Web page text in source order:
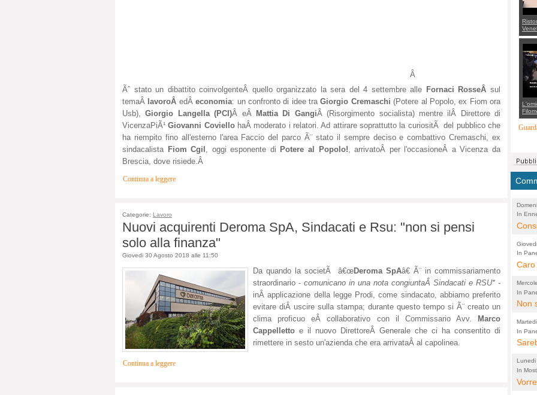
Â
Ãˆ stato un dibattito coinvolgenteÂ quello organizzato la sera del 4 settembre alle Fornaci RosseÂsul
temaÂ lavoroÂ edÂeconomia: un confronto di idee traGiorgio Cremaschi(Potere al Popolo, ex Fiom ora
Usb),Giorgio Langella (PCI)Â eÂ Mattia Di GangiÂ (Risorgimento socialista) mentre ilÂ Direttore di
VicenzaPiÃ¹Giovanni CoviellohaÂ moderato i relatori. Ad attirare soprattutto la curiositÃ del pubblico che
ha riempito fino all'esterno l'area Faccio del parco Ã¨ stato il sempre deciso e combattivo Cremaschi, ex
sindacalista Fiom Cgil , oggi esponente di Potere al Popolo!, arrivatoÂ per l'occasioneÂ a Vicenza da
Brescia, dove risiede.Â
Continua a leggere
Categorie: Lavoro
Nuovi acquirenti Deroma SpA, Sindacati e Rsu: "non si pensi
solo alla finanza"
Giovedi 30 Agosto 2018 alle 11:50
Da quando la societÃ â€œDeroma SpAâ€ Ã¨ in commissariamento
straordinario - comunicano in una nota congiuntaÂ Sindacati e RSU* -
inÂ applicazione della legge Prodi, come sindacato, abbiamo preferito
evitare diÂ uscire sulla stampa; durante questo tempo si Ã¨ creato un
clima proficuo eÂ collaborativo con il Commissario Avv.
Marco
Cappelletto e il nuovo DirettoreÂ Generale che ci ha consentito di
rimettere in sesto un'azienda che era arrivataÂ al capolinea.
Continua a leggere
con
In
per
che
qui
PER
In
Caro
sono
(non
dal
In
Non
la
In
In
di